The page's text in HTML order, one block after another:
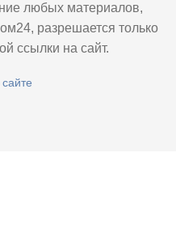
любых материалов,
разрешается только
ссылки на сайт.